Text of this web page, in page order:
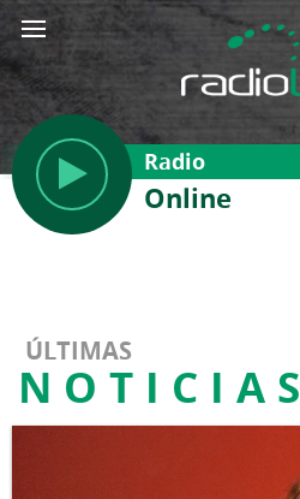
Radio
Online
ÚLTIMAS
NOTICIAS